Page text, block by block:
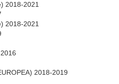
2018-2021
2018-2021
2018-2019